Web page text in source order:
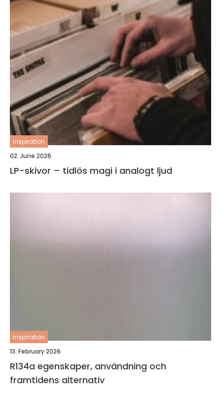
inspiration
02. June 2026
LP-skivor – tidlös magi i analogt ljud
inspiration
13. February 2026
R134a egenskaper, användning och
framtidens alternativ